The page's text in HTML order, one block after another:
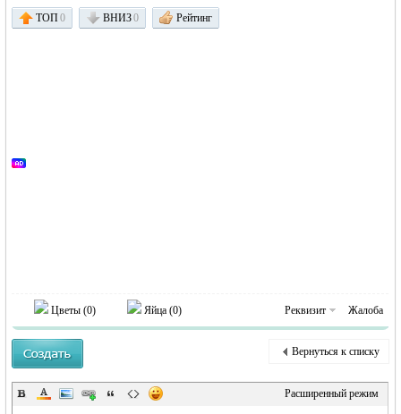
ТОП0 ВНИЗ0 Рейтинг
Цветы (0) Яйца (0) Реквизит Жалоба
Вернуться к списку
Расширенный режим